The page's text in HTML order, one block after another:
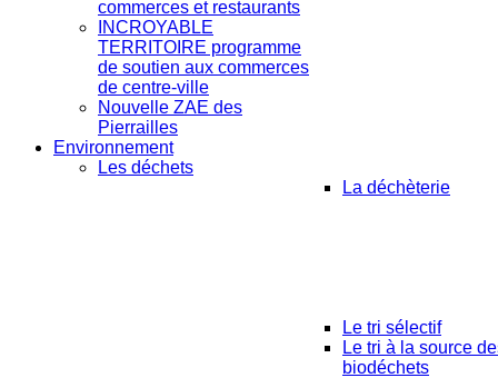
commerces et restaurants
INCROYABLE
TERRITOIRE programme
de soutien aux commerces
de centre-ville
Nouvelle ZAE des
Pierrailles
Environnement
Les déchets
La déchèterie
Le tri sélectif
Le tri à la source
biodéchets